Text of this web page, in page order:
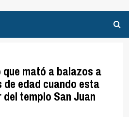
mató a balazos a
de edad cuando esta
templo San Juan